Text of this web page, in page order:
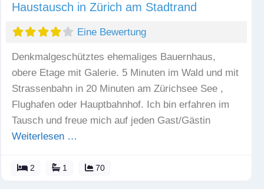
Haustausch in Zürich am Stadtrand
Eine Bewertung
Denkmalgeschütztes ehemaliges Bauernhaus,
obere Etage mit Galerie. 5 Minuten im Wald und mit
Strassenbahn in 20 Minuten am Zürichsee See ,
Flughafen oder Hauptbahnhof. Ich bin erfahren im
Tausch und freue mich auf jeden Gast/Gästin
Weiterlesen …
2 1 70